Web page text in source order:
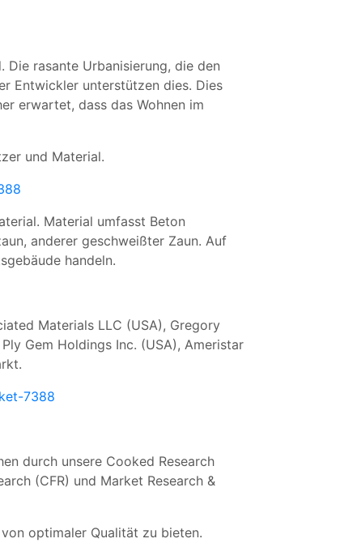
rasante Urbanisierung, die den
Entwickler unterstützen dies. Dies
erwartet, dass das Wohnen im
und Material.
Material umfasst Beton
anderer geschweißter Zaun. Auf
handeln.
Materials LLC (USA), Gregory
Gem Holdings Inc. (USA), Ameristar
7388
durch unsere Cooked Research
(CFR) und Market Research &
optimaler Qualität zu bieten.